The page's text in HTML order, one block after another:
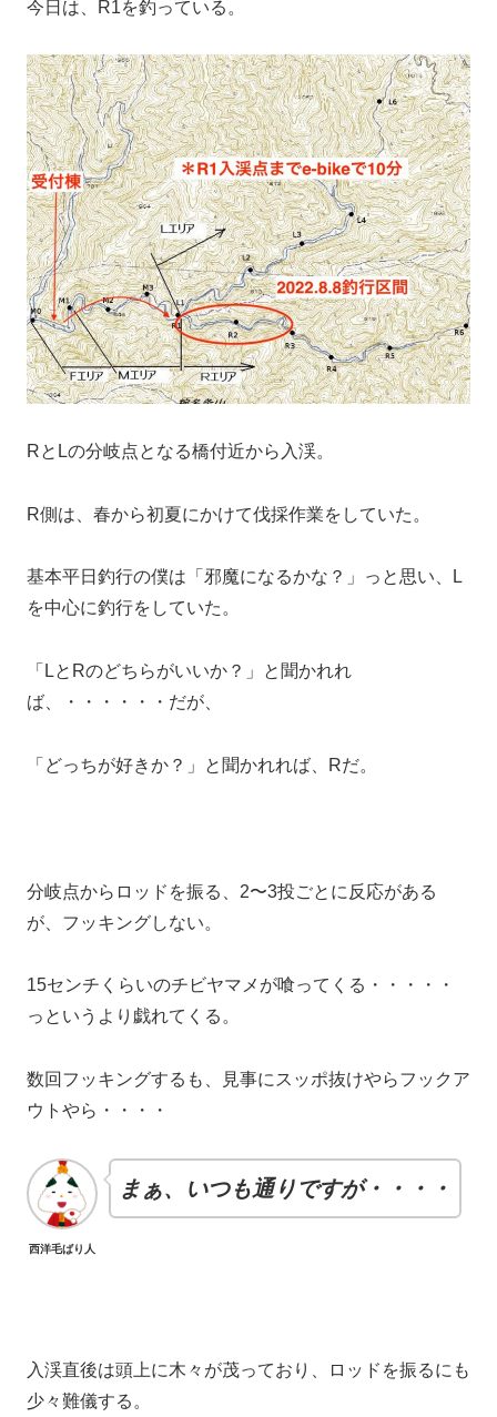
今日は、R1を釣っている。
RとLの分岐点となる橋付近から入渓。
R側は、春から初夏にかけて伐採作業をしていた。
基本平日釣行の僕は「邪魔になるかな？」っと思い、L
を中心に釣行をしていた。
「LとRのどちらがいいか？」と聞かれれ
ば、・・・・・・だが、
「どっちが好きか？」と聞かれれば、Rだ。
分岐点からロッドを振る、2〜3投ごとに反応がある
が、フッキングしない。
15センチくらいのチビヤマメが喰ってくる・・・・・
っというより戯れてくる。
数回フッキングするも、見事にスッポ抜けやらフックア
ウトやら・・・・
西洋毛ばり人
まぁ、いつも通りですが・・・・
入渓直後は頭上に木々が茂っており、ロッドを振るにも
少々難儀する。